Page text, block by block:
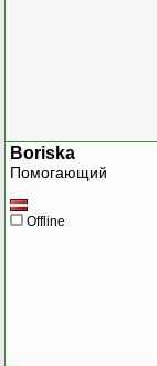
Boriska
Помогающий
Offline